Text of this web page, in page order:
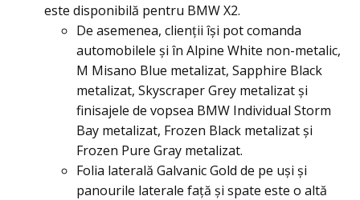
este disponibilă pentru BMW X2.
De asemenea, clienţii îşi pot comanda
automobilele şi în Alpine White non-metalic,
M Misano Blue metalizat, Sapphire Black
metalizat, Skyscraper Grey metalizat şi
finisajele de vopsea BMW Individual Storm
Bay metalizat, Frozen Black metalizat şi
Frozen Pure Gray metalizat.
Folia laterală Galvanic Gold de pe uşi şi
panourile laterale faţă şi spate este o altă